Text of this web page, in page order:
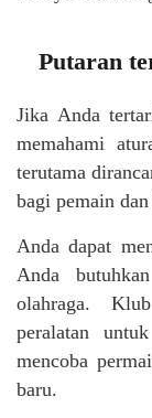
Putaran
Jika Anda
memahami
terutama
bagi pemain
Anda dapat
Anda
olahraga.
peralatan
mencoba
baru.